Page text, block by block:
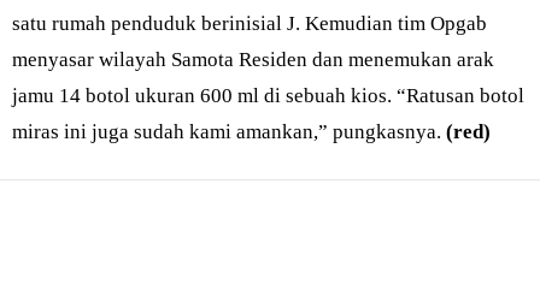
satu rumah penduduk berinisial J. Kemudian tim Opgab
menyasar wilayah Samota Residen dan menemukan arak
jamu 14 botol ukuran 600 ml di sebuah kios. “Ratusan botol
miras ini juga sudah kami amankan,” pungkasnya. (red)